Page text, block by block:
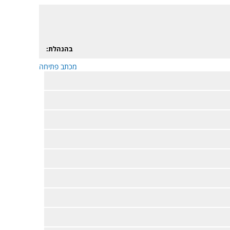
בהנהלת:
מכתב פתיחה